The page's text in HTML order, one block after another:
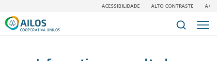
ACESSIBILIDADE ALTO CONTRASTE A+